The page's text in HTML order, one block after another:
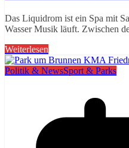
Das Liquidrom ist ein Spa mit
Wasser Musik läuft. Zwischen
Weiterlesen
Politik & NewsSport & Parks